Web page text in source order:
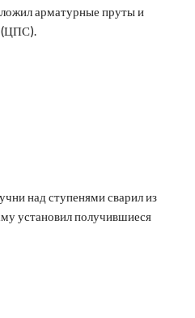
арматурные пруты и
(ЦПС).
над ступенями сварил из
установил получившиеся